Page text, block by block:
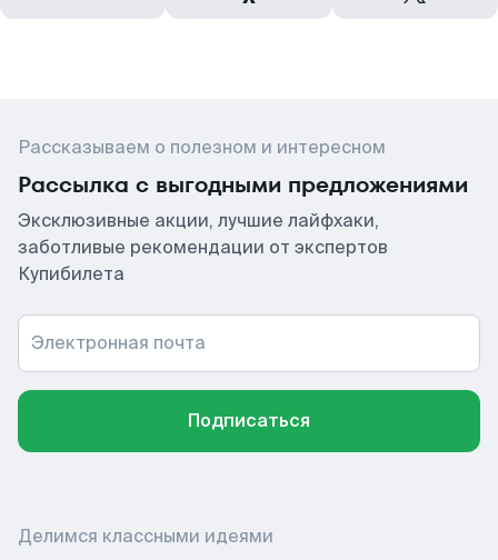
Рассказываем о полезном и интересном
Рассылка с выгодными предложениями
Эксклюзивные акции, лучшие лайфхаки,
заботливые рекомендации от экспертов
Купибилета
Электронная почта
Подписаться
Делимся классными идеями